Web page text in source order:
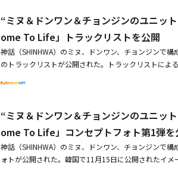
参加するなど、多様な実力派アーティストとコラボし
のパワーFM」のラジオショーケースを皮切りに本格
Tubeなど、多様なプラットフォームを通じてファンと会
間、ソウル蚕室（チャムシル）室内体育館で年末コン
待っていたファンたちと熱い年末を過ごす予定だ。コ
月6日、1stミニアルバム「Come To Life」を公開し、
ミニアルバム「Come To Life」は、12月6日正午に正
日間、蚕室（チャムシル）室内体育館で年末の単独コ
“ミヌ＆ドンワン＆チョンジンのユニッ
ome To Life」トラックリストを公開
神話（SHINHWA）のミヌ、ドンワン、チョンジンで
のトラックリストが公開された。トラックリストによ
が収録される。特に今回のアルバムで、ミヌがタイ
トの一部がスポイラー（ネタバレ）の形で収められて
録曲「Tomorrow」は、11月21日18時に音楽配信サイ
午に正式公開される。神話WDJは12月30日、31日の2
の単独コンサートを開催する予定だ。
“ミヌ＆ドンワン＆チョンジンのユニッ
ome To Life」コンセプトフォト第1弾を
神話（SHINHWA）のミヌ、ドンワン、チョンジンで
ォトが公開された。韓国で11月15日に公開されたイ